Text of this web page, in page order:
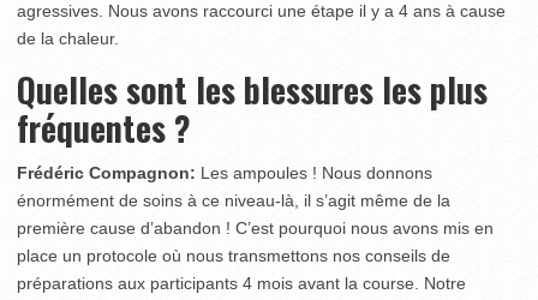
agressives. Nous avons raccourci une étape il y a 4 ans à cause
de la chaleur.
Quelles sont les blessures les plus
fréquentes ?
Frédéric Compagnon: Les ampoules ! Nous donnons
énormément de soins à ce niveau-là, il s’agit même de la
première cause d’abandon ! C’est pourquoi nous avons mis en
place un protocole où nous transmettons nos conseils de
préparations aux participants 4 mois avant la course. Notre